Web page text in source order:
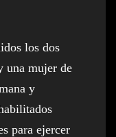
los dos
una mujer de
y
para ejercer